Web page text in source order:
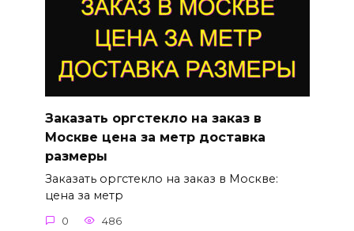
Заказать оргстекло на заказ в
Москве цена за метр доставка
размеры
Заказать оргстекло на заказ в Москве:
цена за метр
0 486